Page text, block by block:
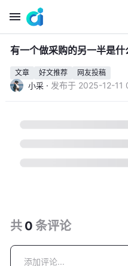
有一个做采购的另一半是
文章 好文推荐 网友投稿
小采 · 发布于 2025-12-11
共 0 条评论